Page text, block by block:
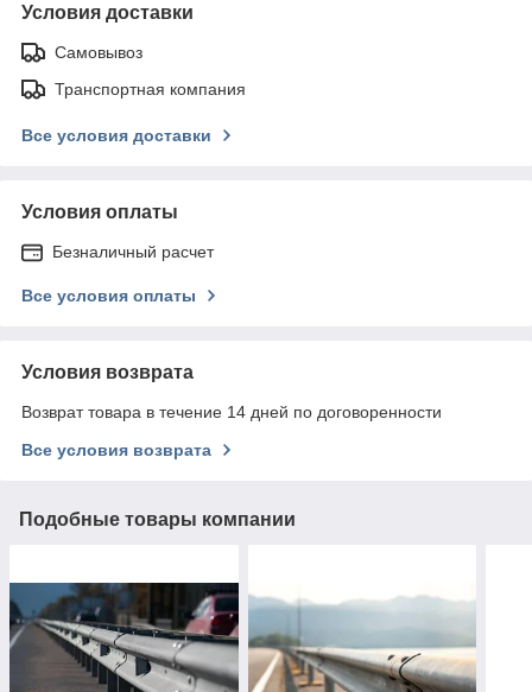
Условия доставки
Самовывоз
Транспортная компания
Все условия доставки
Условия оплаты
Безналичный расчет
Все условия оплаты
Условия возврата
Возврат товара в течение 14 дней по договоренности
Все условия возврата
Подобные товары компании